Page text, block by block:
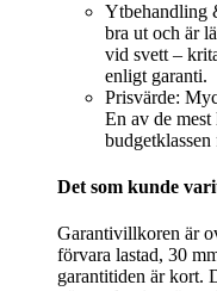
Ytbehandling
bra ut och är
vid svett –
enligt garanti.
Prisvärde:
En av de
Det som kunde
Garantivillkoren är
förvara lastad, 30
garantitiden är kort.